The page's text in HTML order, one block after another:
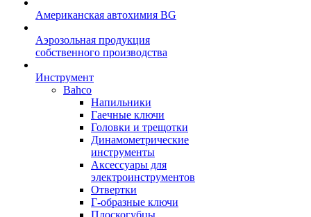
Американская автохимия BG
Аэрозольная продукция
собственного производства
Инструмент
Bahco
Напильники
Гаечные ключи
Головки и трещотки
Динамометрические
инструменты
Аксессуары для
электроинструментов
Отвертки
Г-образные ключи
Плоскогубцы